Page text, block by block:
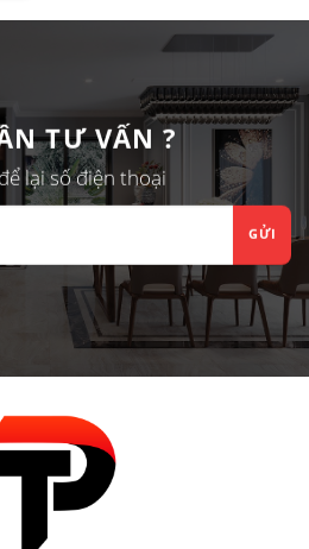
TƯ VẤN ?
lại số điện thoại